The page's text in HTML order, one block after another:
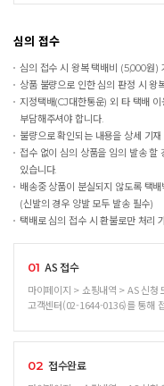
심의 접수
심의 접수 시 왕복 택배비 (5,000원)
상품 불량으로 인한 심의 판정 시 왕
지정택배(CJ대한통운) 외 타 택배
부담해주셔야 합니다.
불량으로 확인되는 내용을 상세 기
접수 없이 심의 상품을 임의 발송 할
있습니다.
배송중 상품이 분실되지 않도록 택
(신발의 경우 양발 모두 발송 필수)
택배로 심의 접수 시 환불로만 처리
01 AS 접수
마이페이지 > 쇼핑내역 > AS 신청
고객센터(02-1644-0136)를 통해
02 접수완료